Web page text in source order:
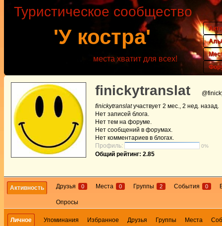
'У костра'
Туристическое сообщество
места хватит для всех!
finickytranslat
finickytranslatучаствует 2 мес., 2 нед. назад.
Нет записей блога.
Нет тем на форуме.
Нет сообщений в форумах.
Нет комментариев в блогах.
Профиль:
0%
Общий рейтинг: 2.85
Активность Друзья 0 Места 0 Группы 2 События 0
Опросы
Личное Упоминания Избранное Друзья Группы Места